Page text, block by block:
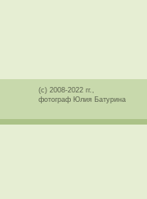
(с) 2008-2022 гг.,
фотограф Юлия Батурина